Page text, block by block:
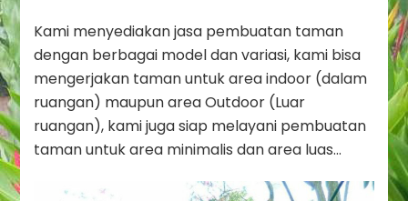
Kami menyediakan jasa pembuatan taman
dengan berbagai model dan variasi, kami bisa
mengerjakan taman untuk area indoor (dalam
ruangan) maupun area Outdoor (Luar
ruangan), kami juga siap melayani pembuatan
taman untuk area minimalis dan area luas…